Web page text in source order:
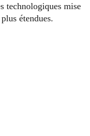
technologiques mise
étendues.